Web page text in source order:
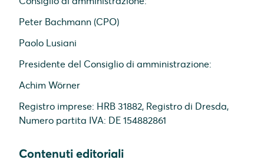
Peter Bachmann (CPO)
Paolo Lusiani
Presidente del Consiglio di amministrazione:
Achim Wörner
Registro imprese: HRB 31882, Registro di Dresda,
Numero partita IVA: DE 154882861
Contenuti editoriali